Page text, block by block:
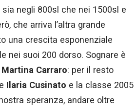
sia negli 800sl che nei 1500sl e
che arriva l’altra grande
una crescita esponenziale
nei suoi 200 dorso. Sognare è
Martina Carraro: per il resto
Ilaria Cusinato e la classe 2005
speranza, andare oltre